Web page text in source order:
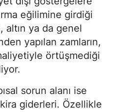
eğilimine girdiği
altın ya da genel
yapılan zamların,
örtüşmediği
sorun alanı ise
giderleri. Özellikle